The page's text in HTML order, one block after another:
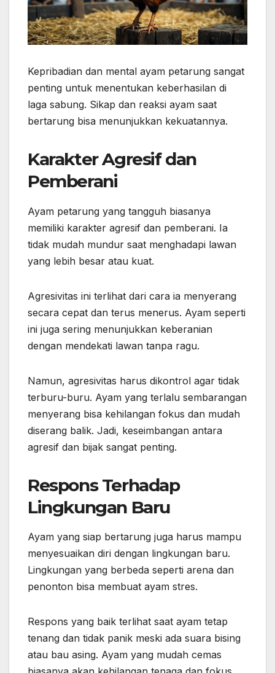
Kepribadian dan mental ayam petarung sangat
penting untuk menentukan keberhasilan di
laga sabung. Sikap dan reaksi ayam saat
bertarung bisa menunjukkan kekuatannya.
Karakter Agresif dan
Pemberani
Ayam petarung yang tangguh biasanya
memiliki karakter agresif dan pemberani. Ia
tidak mudah mundur saat menghadapi lawan
yang lebih besar atau kuat.
Agresivitas ini terlihat dari cara ia menyerang
secara cepat dan terus menerus. Ayam seperti
ini juga sering menunjukkan keberanian
dengan mendekati lawan tanpa ragu.
Namun, agresivitas harus dikontrol agar tidak
terburu-buru. Ayam yang terlalu sembarangan
menyerang bisa kehilangan fokus dan mudah
diserang balik. Jadi, keseimbangan antara
agresif dan bijak sangat penting.
Respons Terhadap
Lingkungan Baru
Ayam yang siap bertarung juga harus mampu
menyesuaikan diri dengan lingkungan baru.
Lingkungan yang berbeda seperti arena dan
penonton bisa membuat ayam stres.
Respons yang baik terlihat saat ayam tetap
tenang dan tidak panik meski ada suara bising
atau bau asing. Ayam yang mudah cemas